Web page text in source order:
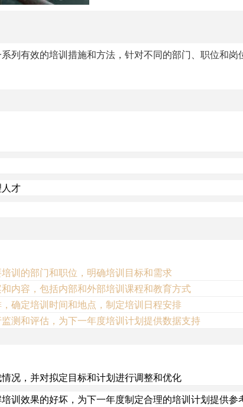
列有效的培训措施和方法，针对不同的部门、职位和岗
才
训的部门和职位，明确培训目标和需求
内容，包括内部和外部培训课程和教育方式
确定培训时间和地点，制定培训日程安排
测和评估，为下一年度培训计划提供数据支持
况，并对拟定目标和计划进行调整和优化
训效果的好坏，为下一年度制定合理的培训计划提供参